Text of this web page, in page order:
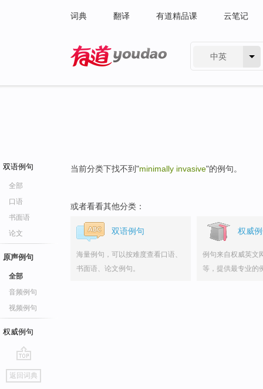
词典 翻译 有道精品课 云笔记
中英
双语例句
全部
口语
书面语
论文
原声例句
全部
音频例句
视频例句
权威例句
go
top
返回词典
当前分类下找不到"minimally invasive"的例句。
或者看看其他分类：
双语例句
海量例句，可以按难度查看口语、
书面语、论文例句。
权威
例句来自权威英文
等，提供最专业的